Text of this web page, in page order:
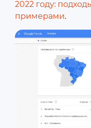
2022 году:
примерами.